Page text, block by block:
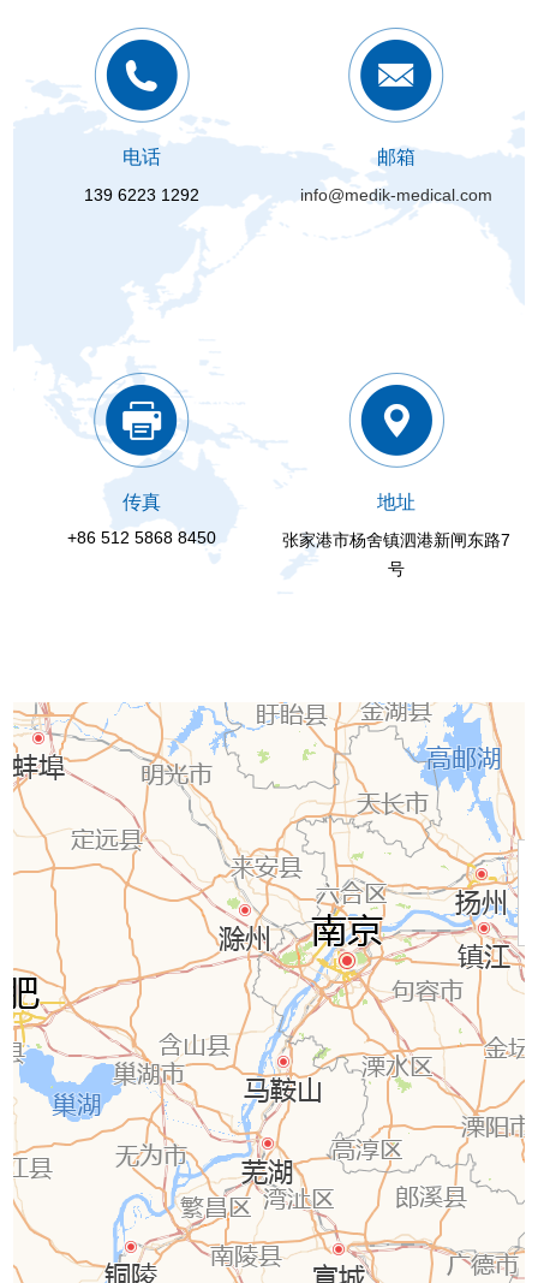
电话
139 6223 1292
邮箱
info@medik-medical.com
传真
+86 512 5868 8450
地址
张家港市杨舍镇泗港新闸东路7
号